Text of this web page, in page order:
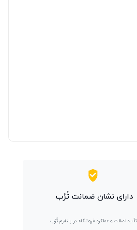
دارای نشان ضمانت تُرُب
تأیید اصالت و عملکرد فروشگاه در پلتفرم تُرُب.